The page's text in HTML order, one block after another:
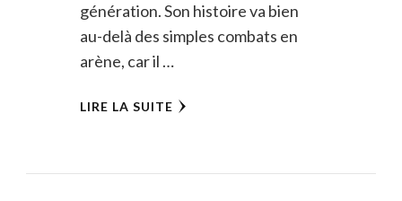
génération. Son histoire va bien
au-delà des simples combats en
arène, car il …
LIRE LA SUITE